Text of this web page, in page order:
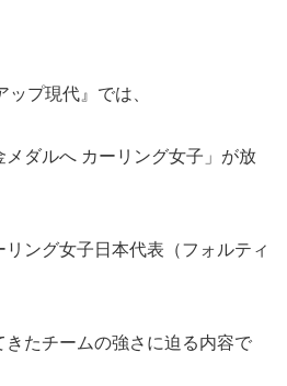
プ現代』では、
メダルへ カーリング女子」が放
ング女子日本代表（フォルティ
たチームの強さに迫る内容で